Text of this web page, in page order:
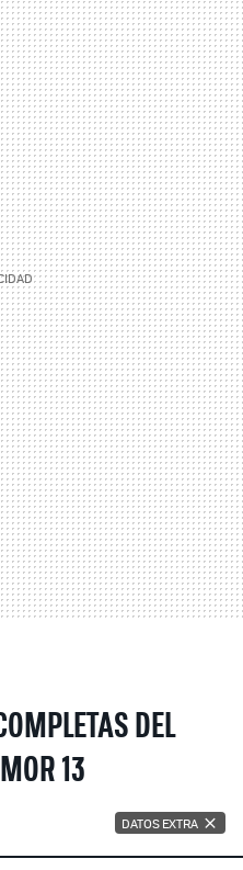
DEL
13
DATOS EXTRA